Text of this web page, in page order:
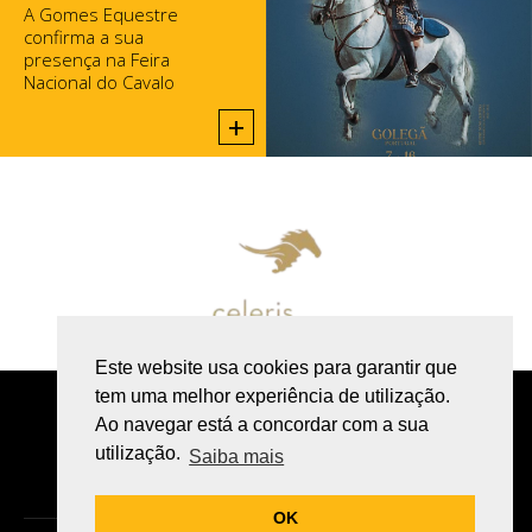
Este website usa cookies para garantir que
tem uma melhor experiência de utilização.
Ao navegar está a concordar com a sua
utilização. Saiba mais
OK
A Gomes Equestre
confirma a sua
presença na Feira
Nacional do Cavalo
+
POLÍTICA DE PRIVACIDADE
LIVRO DE RECLAMAÇÕES ONLINE